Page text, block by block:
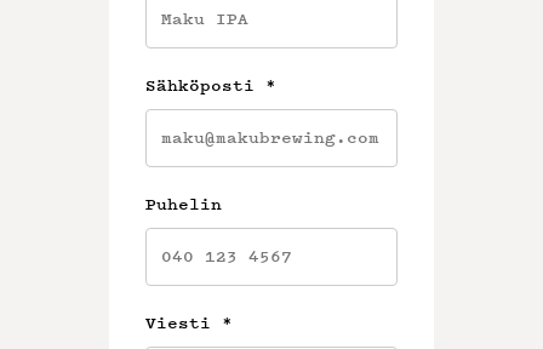
Sähköposti *
Puhelin
Viesti *